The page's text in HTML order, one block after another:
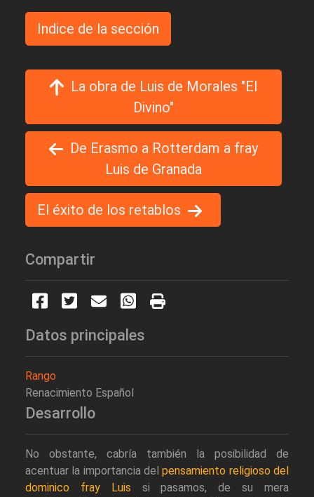
Indice de la sección
La obra de Luis de Morales "El
Divino"
De Erasmo a Rotterdam a fray
Luis de Granada
El éxito de los retablos
Compartir
Datos principales
Rango
Renacimiento Español
Desarrollo
No obstante, cabría también la posibilidad de
acentuar la importancia delpensamiento religioso del
dominico fray Luis si pasamos, de su mera